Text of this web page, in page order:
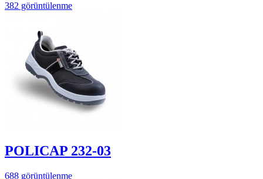
382 görüntülenme
POLICAP 232-03
688 görüntülenme